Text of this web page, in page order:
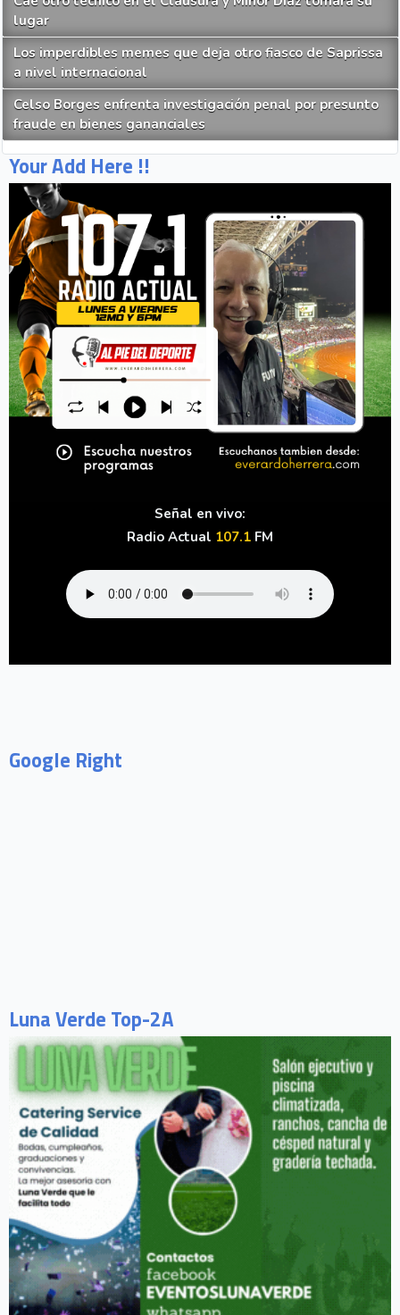
lugar
Los imperdibles memes que deja otro fiasco de Saprissa
a nivel internacional
Celso Borges enfrenta investigación penal por presunto
fraude en bienes gananciales
Your Add Here !!
Señal en vivo:
Radio Actual 107.1 FM
Google Right
Luna Verde Top-2A